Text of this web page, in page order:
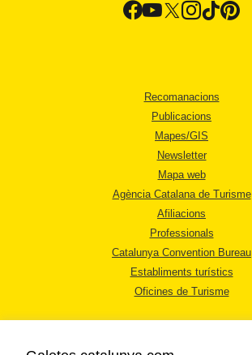
Recomanacions
Publicacions
Mapes/GIS
Newsletter
Mapa web
Agència Catalana de Turisme
Afiliacions
Professionals
Catalunya Convention Bureau
Establiments turístics
Oficines de Turisme